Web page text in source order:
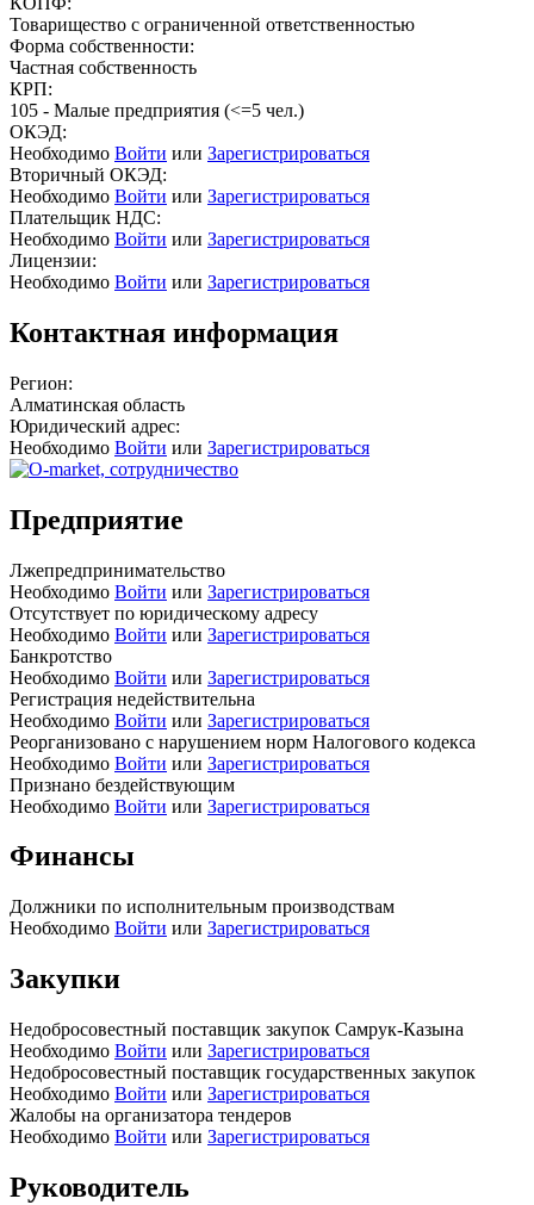
Товарищество с ограниченной ответственностью
Форма собственности:
Частная собственность
КРП:
105 - Малые предприятия (<=5 чел.)
ОКЭД:
Необходимо Войти или Зарегистрироваться
Вторичный ОКЭД:
Необходимо Войти или Зарегистрироваться
Плательщик НДС:
Необходимо Войти или Зарегистрироваться
Лицензии:
Необходимо Войти или Зарегистрироваться
Контактная информация
Регион:
Алматинская область
Юридический адрес:
Необходимо Войти или Зарегистрироваться
Предприятие
Лжепредпринимательство
Необходимо Войти или Зарегистрироваться
Отсутствует по юридическому адресу
Необходимо Войти или Зарегистрироваться
Банкротство
Необходимо Войти или Зарегистрироваться
Регистрация недействительна
Необходимо Войти или Зарегистрироваться
Реорганизовано с нарушением норм Налогового кодекса
Необходимо Войти или Зарегистрироваться
Признано бездействующим
Необходимо Войти или Зарегистрироваться
Финансы
Должники по исполнительным производствам
Необходимо Войти или Зарегистрироваться
Закупки
Недобросовестный поставщик закупок Самрук-Казына
Необходимо Войти или Зарегистрироваться
Недобросовестный поставщик государственных закупок
Необходимо Войти или Зарегистрироваться
Жалобы на организатора тендеров
Необходимо Войти или Зарегистрироваться
Руководитель